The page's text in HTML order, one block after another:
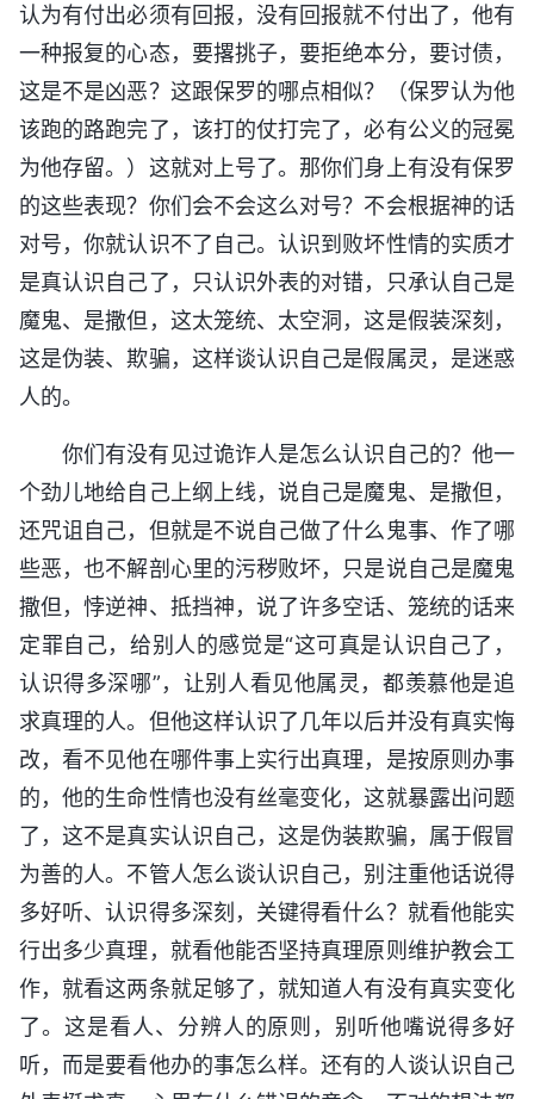
认为有付出必须有回报，没有回报就不付出了，他有
一种报复的心态，要撂挑子，要拒绝本分，要讨债，
这是不是凶恶？这跟保罗的哪点相似？（保罗认为他
该跑的路跑完了，该打的仗打完了，必有公义的冠冕
为他存留。）这就对上号了。那你们身上有没有保罗
的这些表现？你们会不会这么对号？不会根据神的话
对号，你就认识不了自己。认识到败坏性情的实质才
是真认识自己了，只认识外表的对错，只承认自己是
魔鬼、是撒但，这太笼统、太空洞，这是假装深刻，
这是伪装、欺骗，这样谈认识自己是假属灵，是迷惑
人的。
你们有没有见过诡诈人是怎么认识自己的？他一
个劲儿地给自己上纲上线，说自己是魔鬼、是撒但，
还咒诅自己，但就是不说自己做了什么鬼事、作了哪
些恶，也不解剖心里的污秽败坏，只是说自己是魔鬼
撒但，悖逆神、抵挡神，说了许多空话、笼统的话来
定罪自己，给别人的感觉是“这可真是认识自己了，
认识得多深哪”，让别人看见他属灵，都羡慕他是追
求真理的人。但他这样认识了几年以后并没有真实悔
改，看不见他在哪件事上实行出真理，是按原则办事
的，他的生命性情也没有丝毫变化，这就暴露出问题
了，这不是真实认识自己，这是伪装欺骗，属于假冒
为善的人。不管人怎么谈认识自己，别注重他话说得
多好听、认识得多深刻，关键得看什么？就看他能实
行出多少真理，就看他能否坚持真理原则维护教会工
作，就看这两条就足够了，就知道人有没有真实变化
了。这是看人、分辨人的原则，别听他嘴说得多好
听，而是要看他办的事怎么样。还有的人谈认识自己